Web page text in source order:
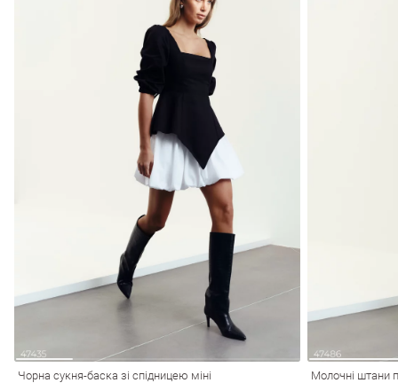
Чорна сукня-баска зі спідницею міні Молочні штани